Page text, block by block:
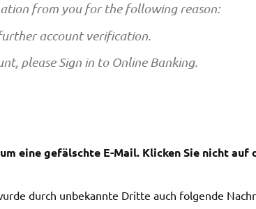
from you for the following reason:
account verification.
please Sign in to Online Banking.
eine gefälschte E-Mail. Klicken Sie nicht auf
durch unbekannte Dritte auch folgende